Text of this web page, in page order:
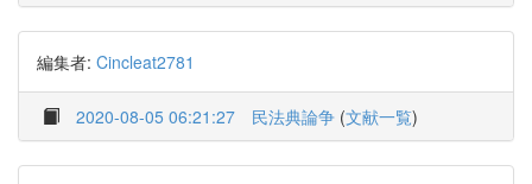
編集者: Cincleat2781
2020-08-05 06:21:27 民法典論争 (文献一覧)